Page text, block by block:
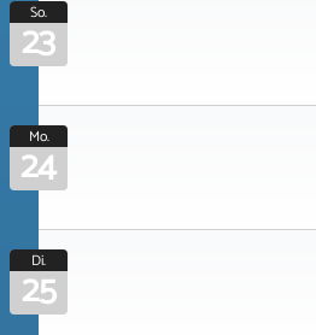
So.
23
Mo.
24
Di.
25